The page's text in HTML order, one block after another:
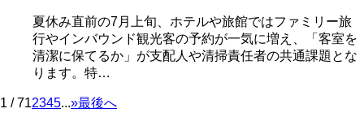
夏休み直前の7月上旬、ホテルや旅館ではファミリー旅
行やインバウンド観光客の予約が一気に増え、「客室を
清潔に保てるか」が支配人や清掃責任者の共通課題とな
ります。特…
1 / 712345...»最後へ